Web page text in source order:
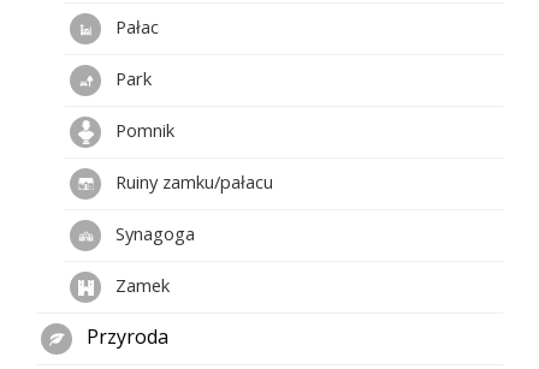
Pałac
Park
Pomnik
Ruiny zamku/pałacu
Synagoga
Zamek
Przyroda